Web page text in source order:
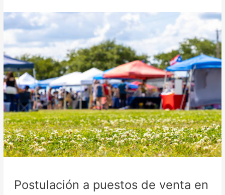
Postulación a puestos de venta en
Postulación
a
venta
en
carpa
municipal